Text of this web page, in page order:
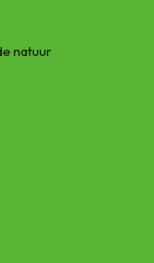
natuur